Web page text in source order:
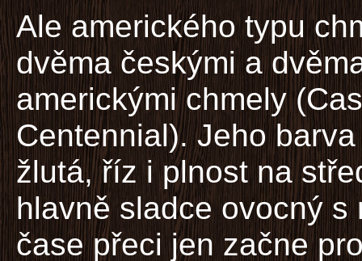
Ale amerického typu
dvěma českými a
americkými chmely
Centennial). Jeho
žlutá, říz i plnost na
hlavně sladce ovocný
čase přeci jen začne